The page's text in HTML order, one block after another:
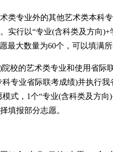
类专业外的其他艺术类本科
实行以“专业(含科类及方向
最大数量为60个，可以填满
校的艺术类专业和使用省
专业省际联考成绩)并执行
式，1个“专业(含科类及方
填报部分志愿。